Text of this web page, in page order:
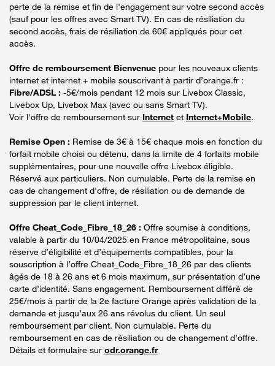
perte de la remise et fin de l’engagement sur votre second accès
(sauf pour les offres avec Smart TV). En cas de résiliation du
second accès, frais de résiliation de 60€ appliqués pour cet
accès.
Offre de remboursement Bienvenue pour les nouveaux clients
internet et internet + mobile souscrivant à partir d’orange.fr :
Fibre/ADSL : -5€/mois pendant 12 mois sur Livebox Classic,
Livebox Up, Livebox Max (avec ou sans Smart TV).
Voir l'offre de remboursement sur Internet et Internet+Mobile.
Remise Open : Remise de 3€ à 15€ chaque mois en fonction du
forfait mobile choisi ou détenu, dans la limite de 4 forfaits mobile
supplémentaires, pour une nouvelle offre Livebox éligible.
Réservé aux particuliers. Non cumulable. Perte de la remise en
cas de changement d'offre, de résiliation ou de demande de
suppression par le client internet.
Offre Cheat_Code_Fibre_18_26 : Offre soumise à conditions,
valable à partir du 10/04/2025 en France métropolitaine, sous
réserve d’éligibilité et d’équipements compatibles, pour la
souscription à l’offre Cheat_Code_Fibre_18_26 par des clients
âgés de 18 à 26 ans et 6 mois maximum, sur présentation d’une
carte d’identité. Sans engagement. Remboursement différé de
25€/mois à partir de la 2e facture Orange après validation de la
demande et jusqu’aux 26 ans révolus du client. Un seul
remboursement par client. Non cumulable. Perte du
remboursement en cas de résiliation ou de changement d’offre.
Détails et formulaire sur odr.orange.fr